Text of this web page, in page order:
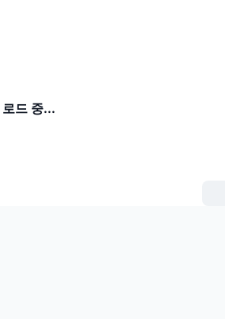
로드 중...